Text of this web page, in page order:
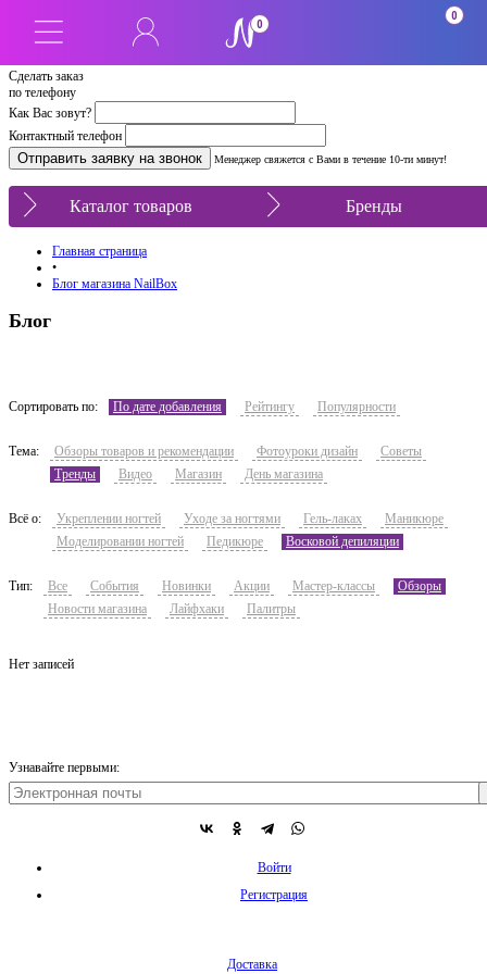
Сделать заказ
по телефону
Как Вас зовут?
Контактный телефон
Менеджер свяжется с Вами в течение 10-ти минут!
0
0
Каталог товаров Бренды
Главная страница
•
Блог магазина NailBox
Блог
Сортировать по: По дате добавления Рейтингу Популярности
Тема: Обзоры товаров и рекомендации Фотоуроки дизайн
Советы
Тренды
Видео Магазин День магазина
Всё о: Укреплении ногтей Уходе за ногтями Гель-лаках
Маникюре
Моделировании ногтей
Педикюре Восковой депиляции
Тип: Все События Новинки Акции Мастер-классы
Обзоры
Новости магазина
Лайфхаки Палитры
Нет записей
Узнавайте первыми:
Войти
Регистрация
Доставка